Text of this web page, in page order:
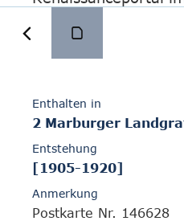
Enthalten in
2 Marburger
Entstehung
[1905-1920]
Anmerkung
Postkarte Nr. 146628